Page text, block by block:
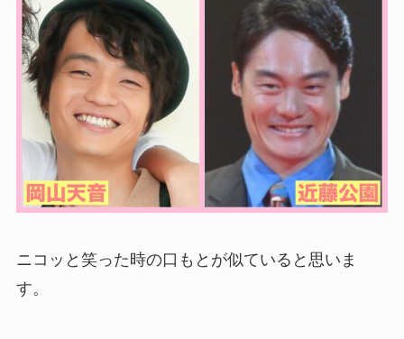
ニコッと笑った時の口もとが似ていると思いま
す。